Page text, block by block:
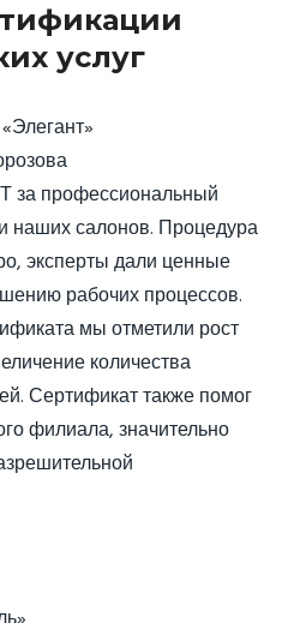
услуг
профессиональный
наших салонов. Процедура
эксперты дали ценные
рабочих процессов.
мы отметили рост
количества
Сертификат также помог
филиала, значительно